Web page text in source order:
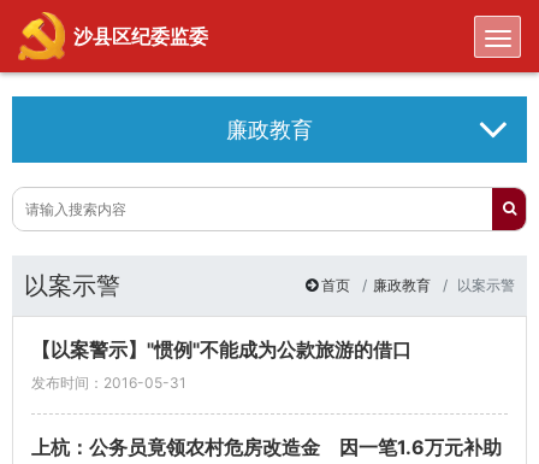
沙县区纪委监委
廉政教育
以案示警 首页 廉政教育 以案示警
【以案警示】"惯例"不能成为公款旅游的借口
发布时间：2016-05-31
上杭：公务员竟领农村危房改造金 因一笔1.6万元补助